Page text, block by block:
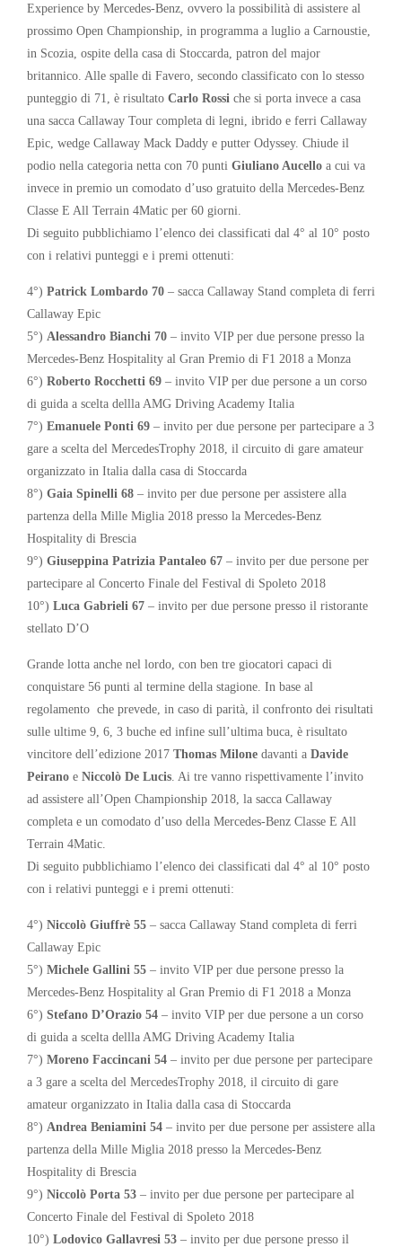
Experience by Mercedes-Benz, ovvero la possibilità di assistere al
prossimo Open Championship, in programma a luglio a Carnoustie,
in Scozia, ospite della casa di Stoccarda, patron del major
britannico. Alle spalle di Favero, secondo classificato con lo stesso
punteggio di 71, è risultato Carlo Rossi che si porta invece a casa
una sacca Callaway Tour completa di legni, ibrido e ferri Callaway
Epic, wedge Callaway Mack Daddy e putter Odyssey. Chiude il
podio nella categoria netta con 70 punti Giuliano Aucello a cui va
invece in premio un comodato d’uso gratuito della Mercedes-Benz
Classe E All Terrain 4Matic per 60 giorni.
Di seguito pubblichiamo l’elenco dei classificati dal 4° al 10° posto
con i relativi punteggi e i premi ottenuti:
4°) Patrick Lombardo 70 – sacca Callaway Stand completa di ferri
Callaway Epic
5°) Alessandro Bianchi 70 – invito VIP per due persone presso la
Mercedes-Benz Hospitality al Gran Premio di F1 2018 a Monza
6°) Roberto Rocchetti 69 – invito VIP per due persone a un corso
di guida a scelta dellla AMG Driving Academy Italia
7°) Emanuele Ponti 69 – invito per due persone per partecipare a 3
gare a scelta del MercedesTrophy 2018, il circuito di gare amateur
organizzato in Italia dalla casa di Stoccarda
8°) Gaia Spinelli 68 – invito per due persone per assistere alla
partenza della Mille Miglia 2018 presso la Mercedes-Benz
Hospitality di Brescia
9°) Giuseppina Patrizia Pantaleo 67 – invito per due persone per
partecipare al Concerto Finale del Festival di Spoleto 2018
10°) Luca Gabrieli 67 – invito per due persone presso il ristorante
stellato D’O
Grande lotta anche nel lordo, con ben tre giocatori capaci di
conquistare 56 punti al termine della stagione. In base al
regolamento che prevede, in caso di parità, il confronto dei risultati
sulle ultime 9, 6, 3 buche ed infine sull’ultima buca, è risultato
vincitore dell’edizione 2017 Thomas Milone davanti a Davide
Peirano e Niccolò De Lucis. Ai tre vanno rispettivamente l’invito
ad assistere all’Open Championship 2018, la sacca Callaway
completa e un comodato d’uso della Mercedes-Benz Classe E All
Terrain 4Matic.
Di seguito pubblichiamo l’elenco dei classificati dal 4° al 10° posto
con i relativi punteggi e i premi ottenuti:
4°) Niccolò Giuffrè 55 – sacca Callaway Stand completa di ferri
Callaway Epic
5°) Michele Gallini 55 – invito VIP per due persone presso la
Mercedes-Benz Hospitality al Gran Premio di F1 2018 a Monza
6°) Stefano D’Orazio 54 – invito VIP per due persone a un corso
di guida a scelta dellla AMG Driving Academy Italia
7°) Moreno Faccincani 54 – invito per due persone per partecipare
a 3 gare a scelta del MercedesTrophy 2018, il circuito di gare
amateur organizzato in Italia dalla casa di Stoccarda
8°) Andrea Beniamini 54 – invito per due persone per assistere alla
partenza della Mille Miglia 2018 presso la Mercedes-Benz
Hospitality di Brescia
9°) Niccolò Porta 53 – invito per due persone per partecipare al
Concerto Finale del Festival di Spoleto 2018
10°) Lodovico Gallavresi 53 – invito per due persone presso il